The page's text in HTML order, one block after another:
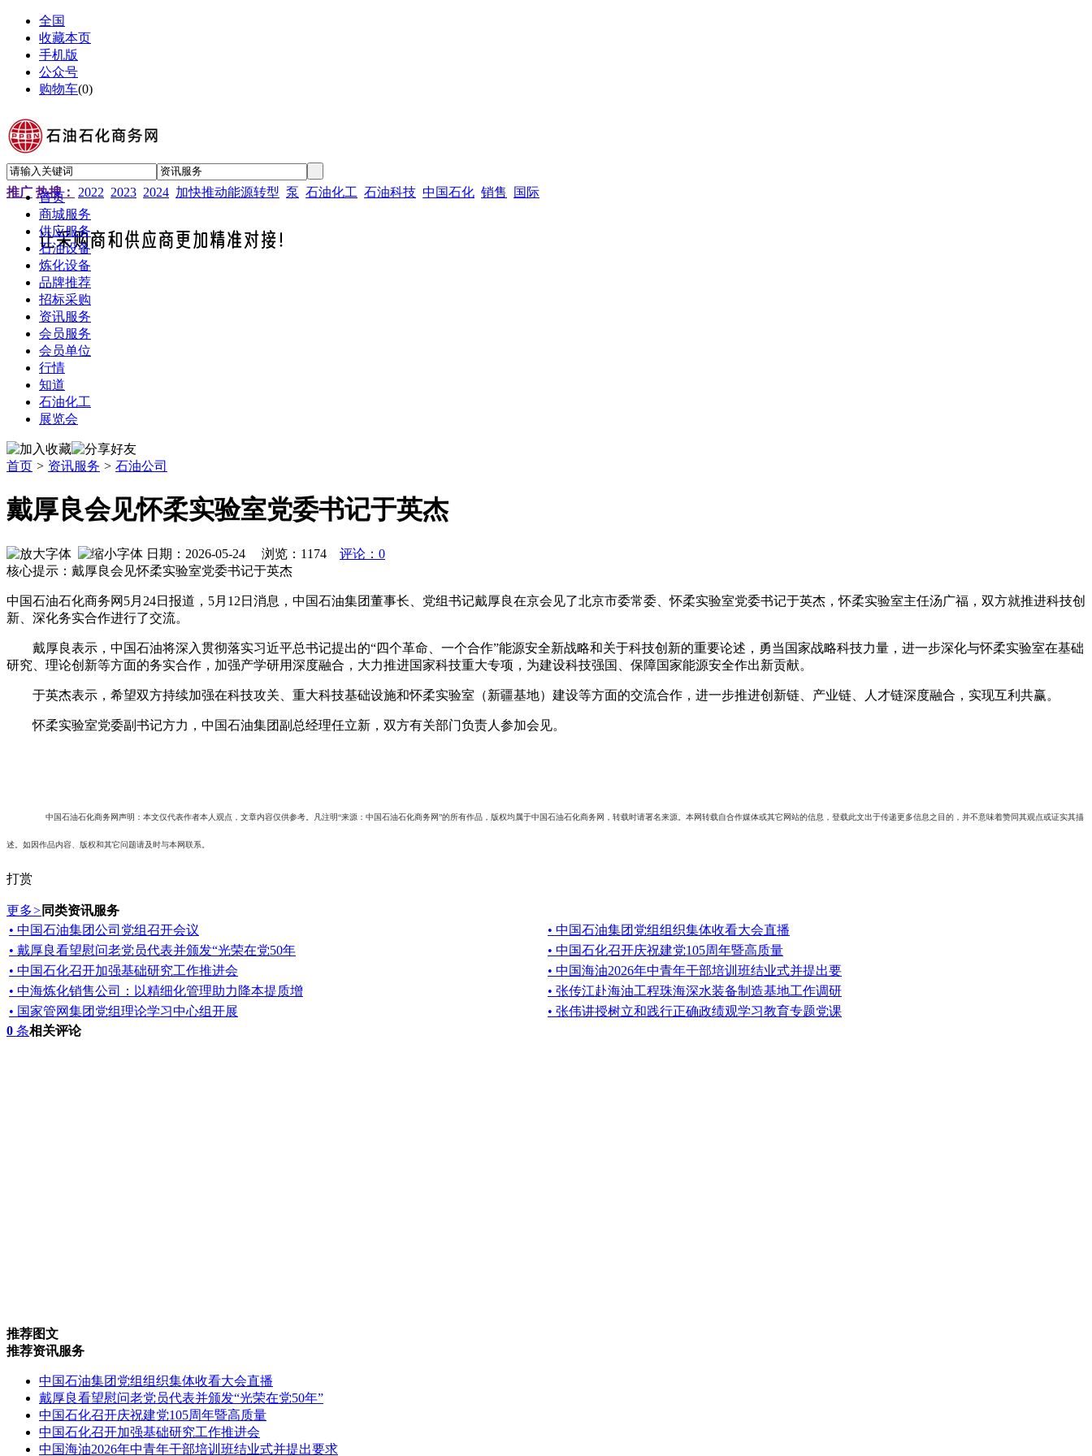
全国
收藏本页
手机版
公众号
购物车(0)
推广 热搜： 2022 2023 2024 加快推动能源转型 泵 石油化工 石油科技 中国石化 销售 国际
首页
商城服务
供应服务
石油设备
炼化设备
品牌推荐
招标采购
资讯服务
会员服务
会员单位
行情
知道
石油化工
展览会
首页 > 资讯服务 > 石油公司
戴厚良会见怀柔实验室党委书记于英杰
日期：2026-05-24 浏览： 1174
评论：0
核心提示：戴厚良会见怀柔实验室党委书记于英杰
中国石油石化商务网5月24日报道，5月12日消息，中国石油集团董事长、党组书记戴厚良在京会见了北京市委常委、怀柔实验室党委书记于英杰，怀柔实验室主任汤广福，双方就推进科技创
新、深化务实合作进行了交流。
戴厚良表示，中国石油将深入贯彻落实习近平总书记提出的“四个革命、一个合作”能源安全新战略和关于科技创新的重要论述，勇当国家战略科技力量，进一步深化与怀柔实验室在基础
研究、理论创新等方面的务实合作，加强产学研用深度融合，大力推进国家科技重大专项，为建设科技强国、保障国家能源安全作出新贡献。
于英杰表示，希望双方持续加强在科技攻关、重大科技基础设施和怀柔实验室（新疆基地）建设等方面的交流合作，进一步推进创新链、产业链、人才链深度融合，实现互利共赢。
怀柔实验室党委副书记方力，中国石油集团副总经理任立新，双方有关部门负责人参加会见。
中国石油石化商务网声明：本文仅代表作者本人观点，文章内容仅供参考。凡注明“来源：中国石油石化商务网”的所有作品，版权均属于中国石油石化商务网，转载时请署名来源。本网转载自合作媒体或其它网站的信息，登载此文出于传递更多信息之目的，并不意味着赞同其观点或证实其描
述。如因作品内容、版权和其它问题请及时与本网联系。
打赏
更多> 同类资讯服务
• 中国石油集团公司党组召开会议
• 中国石油集团党组组织集体收看大会直播
• 戴厚良看望慰问老党员代表并颁发“光荣在党50年
• 中国石化召开庆祝建党105周年暨高质量
• 中国石化召开加强基础研究工作推进会
• 中国海油2026年中青年干部培训班结业式并提出要
• 中海炼化销售公司：以精细化管理助力降本提质增
• 张传江赴海油工程珠海深水装备制造基地工作调研
• 国家管网集团党组理论学习中心组开展
• 张伟讲授树立和践行正确政绩观学习教育专题党课
0 条相关评论
推荐图文
推荐资讯服务
中国石油集团党组组织集体收看大会直播
戴厚良看望慰问老党员代表并颁发“光荣在党50年”
中国石化召开庆祝建党105周年暨高质量
中国石化召开加强基础研究工作推进会
中国海油2026年中青年干部培训班结业式并提出要求